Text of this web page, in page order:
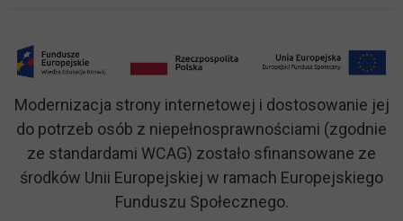
Modernizacja strony internetowej i dostosowanie jej
do potrzeb osób z niepełnosprawnościami (zgodnie
ze standardami WCAG) zostało sfinansowane ze
środków Unii Europejskiej w ramach Europejskiego
Funduszu Społecznego.